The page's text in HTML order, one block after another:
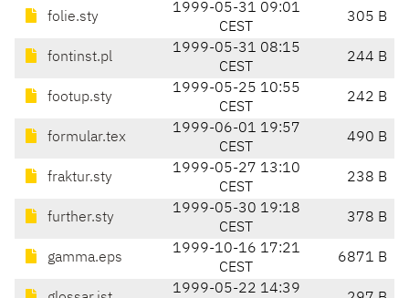
folie.sty
1999-05-31 09:01
CEST
305 B
fontinst.pl
1999-05-31 08:15
CEST
244 B
footup.sty
1999-05-25 10:55
CEST
242 B
formular.tex
1999-06-01 19:57
CEST
490 B
fraktur.sty
1999-05-27 13:10
CEST
238 B
further.sty
1999-05-30 19:18
CEST
378 B
gamma.eps
1999-10-16 17:21
CEST
6871 B
1999-05-22 14:39